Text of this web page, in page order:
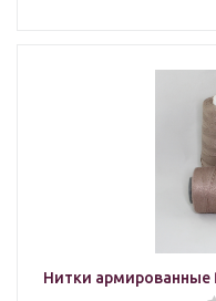
Нитки армированные